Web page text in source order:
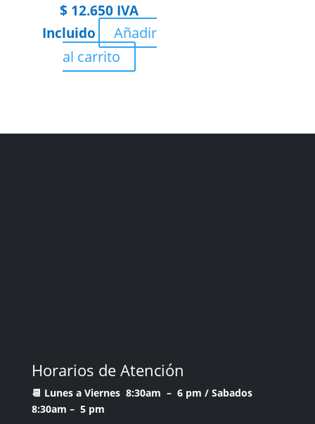
$ 12.650 IVA
Incluido
Añadir
al carrito
Horarios de Atención
📆 Lunes a Viernes 8:30am – 6 pm / Sabados
8:30am – 5 pm